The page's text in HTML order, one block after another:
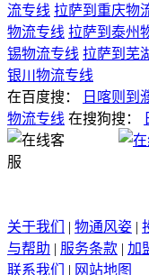
流专线 拉萨到重庆物
物流专线 拉萨到泰州
锡物流专线 拉萨到芜
银川物流专线
在百度搜：
日喀则到
物流专线 在搜狗搜：
关于我们 | 物通风姿 |
与帮助 | 服务条款 | 加
联系我们
| 网站地图